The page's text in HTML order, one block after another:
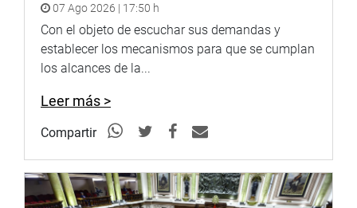
nacional, la seguridad marítima y el resguardo de nuestro
litoral.
OFICINA DE COMUNICACIONES E IMAGEN
07 Ago 2026 | 17:50 h
Con el objeto de escuchar sus demandas y
establecer los mecanismos para que se cumplan
los alcances de la...
Leer más >
Compartir